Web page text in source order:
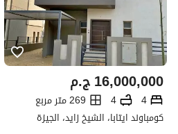
ج.م16,000,000
4
4
269 متر مربع
كومباوند ايتابا، الشيخ زايد، الجيزة